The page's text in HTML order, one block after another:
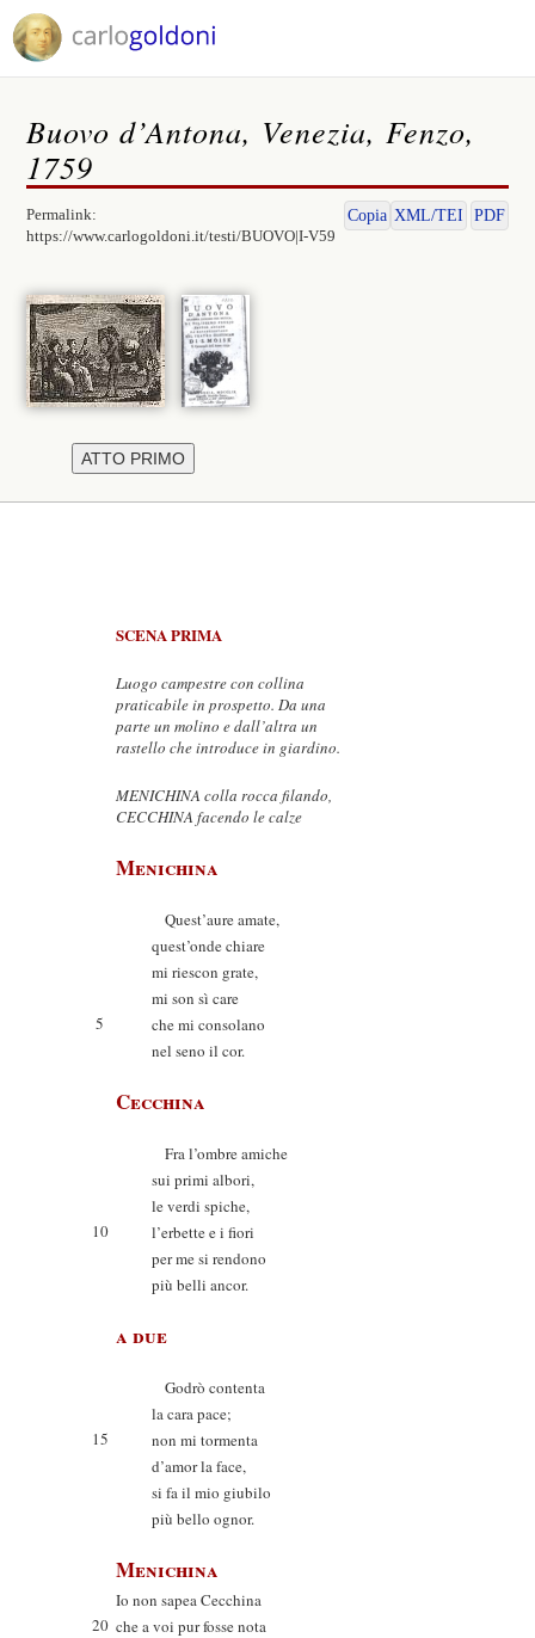
Buovo d’Antona, Venezia, Fenzo,
1759
Permalink:
https://www.carlogoldoni.it/testi/BUOVO|I-V59
Copia XML/TEI PDF
SCENA PRIMA
Luogo campestre con collina
praticabile in prospetto. Da una
parte un molino e dall’altra un
rastello che introduce in giardino.
MENICHINA colla rocca filando,
CECCHINA facendo le calze
Menichina
Quest’aure amate,
quest’onde chiare
mi riescon grate,
mi son sì care
5
che mi consolano
nel seno il cor.
Cecchina
Fra l’ombre amiche
sui primi albori,
le verdi spiche,
10
l’erbette e i fiori
per me si rendono
più belli ancor.
a due
Godrò contenta
la cara pace;
15
non mi tormenta
d’amor la face,
si fa il mio giubilo
più bello ognor.
Menichina
Io non sapea Cecchina
20 che a voi pur fosse nota